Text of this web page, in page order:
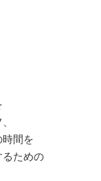
間を
るための